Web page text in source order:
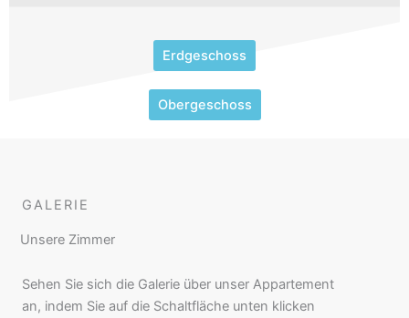
Erdgeschoss
Obergeschoss
GALERIE
Unsere Zimmer
Sehen Sie sich die Galerie über unser Appartement
an, indem Sie auf die Schaltfläche unten klicken